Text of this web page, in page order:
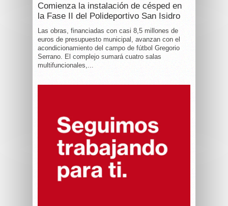
Comienza la instalación de césped en
la Fase II del Polideportivo San Isidro
Las obras, financiadas con casi 8,5 millones de
euros de presupuesto municipal, avanzan con el
acondicionamiento del campo de fútbol Gregorio
Serrano. El complejo sumará cuatro salas
multifuncionales,...